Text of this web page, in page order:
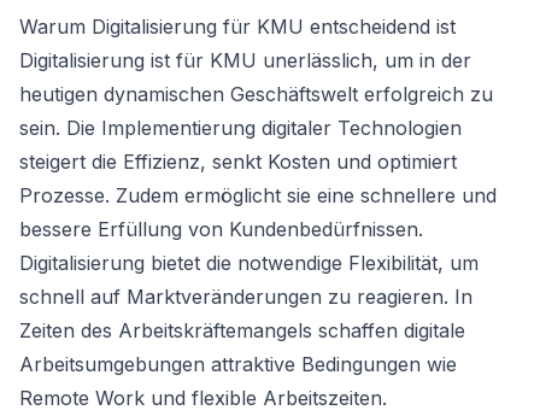
Warum Digitalisierung für KMU entscheidend ist
Digitalisierung ist für KMU unerlässlich, um in der
heutigen dynamischen Geschäftswelt erfolgreich zu
sein. Die Implementierung digitaler Technologien
steigert die Effizienz, senkt Kosten und optimiert
Prozesse. Zudem ermöglicht sie eine schnellere und
bessere Erfüllung von Kundenbedürfnissen.
Digitalisierung bietet die notwendige Flexibilität, um
schnell auf Marktveränderungen zu reagieren. In
Zeiten des Arbeitskräftemangels schaffen digitale
Arbeitsumgebungen attraktive Bedingungen wie
Remote Work und flexible Arbeitszeiten.